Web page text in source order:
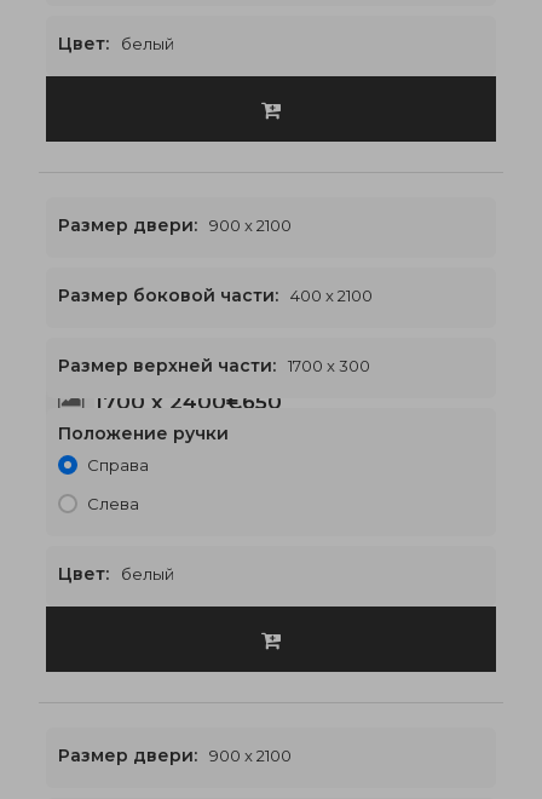
Цвет: белый
1700 x 2400€650
Размер двери: 900 x 2100
Размер боковой части: 400 x 2100
Размер верхней части: 1700 x 300
Положение ручки
Справа
Слева
Цвет: белый
Размер двери: 900 x 2100